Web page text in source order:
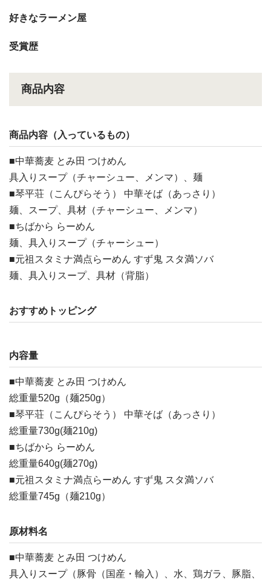
好きなラーメン屋
受賞歴
商品内容
商品内容（入っているもの）
■中華蕎麦 とみ田 つけめん
具入りスープ（チャーシュー、メンマ）、麺
■琴平荘（こんぴらそう） 中華そば（あっさり）
麺、スープ、具材（チャーシュー、メンマ）
■ちばから らーめん
麺、具入りスープ（チャーシュー）
■元祖スタミナ満点らーめん すず鬼 スタ満ソバ
麺、具入りスープ、具材（背脂）
おすすめトッピング
内容量
■中華蕎麦 とみ田 つけめん
総重量520g（麺250g）
■琴平荘（こんぴらそう） 中華そば（あっさり）
総重量730g(麺210g)
■ちばから らーめん
総重量640g(麺270g)
■元祖スタミナ満点らーめん すず鬼 スタ満ソバ
総重量745g（麺210g）
原材料名
■中華蕎麦 とみ田 つけめん
具入りスープ（豚骨（国産・輸入）、水、鶏ガラ、豚脂、